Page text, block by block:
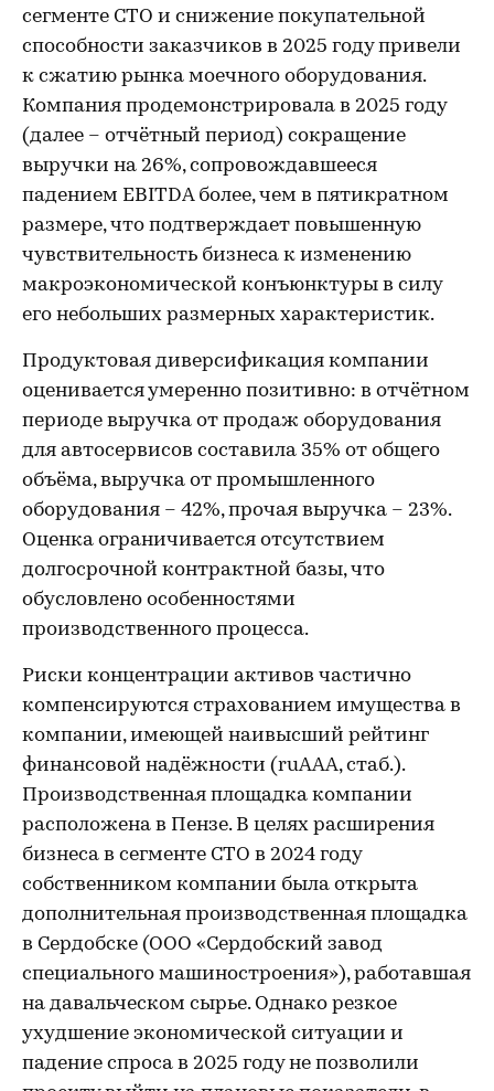
сегменте СТО и снижение покупательной
способности заказчиков в 2025 году привели
к сжатию рынка моечного оборудования.
Компания продемонстрировала в 2025 году
(далее – отчётный период) сокращение
выручки на 26%, сопровождавшееся
падением EBITDA более, чем в пятикратном
размере, что подтверждает повышенную
чувствительность бизнеса к изменению
макроэкономической конъюнктуры в силу
его небольших размерных характеристик.
Продуктовая диверсификация компании
оценивается умеренно позитивно: в отчётном
периоде выручка от продаж оборудования
для автосервисов составила 35% от общего
объёма, выручка от промышленного
оборудования – 42%, прочая выручка – 23%.
Оценка ограничивается отсутствием
долгосрочной контрактной базы, что
обусловлено особенностями
производственного процесса.
Риски концентрации активов частично
компенсируются страхованием имущества в
компании, имеющей наивысший рейтинг
финансовой надёжности (ruAAA, стаб.).
Производственная площадка компании
расположена в Пензе. В целях расширения
бизнеса в сегменте СТО в 2024 году
собственником компании была открыта
дополнительная производственная площадка
в Сердобске (ООО «Сердобский завод
специального машиностроения»), работавшая
на давальческом сырье. Однако резкое
ухудшение экономической ситуации и
падение спроса в 2025 году не позволили